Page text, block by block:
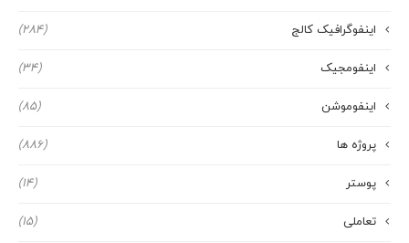
اینفوگرافیک کالج (284)
اینفومجیک (34)
اینفوموشن (85)
پروژه ها (886)
پوستر (14)
تعاملی (15)